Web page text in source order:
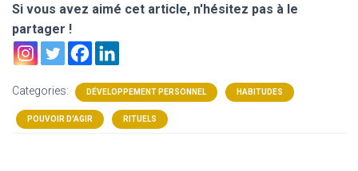
Si vous avez aimé cet article, n'hésitez pas à le
partager !
Categories: DÉVELOPPEMENT PERSONNEL HABITUDES
POUVOIR D'AGIR RITUELS